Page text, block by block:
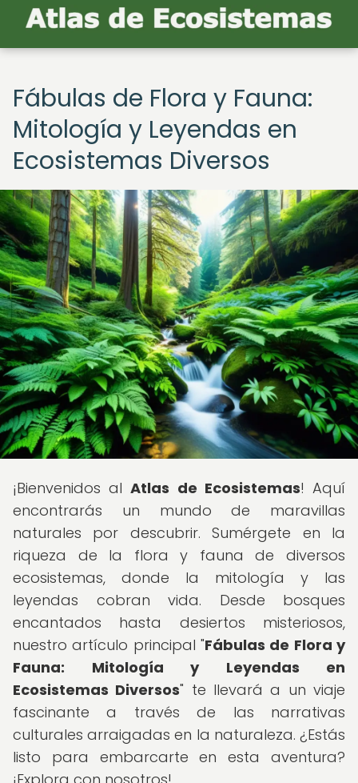
Fábulas de Flora y Fauna:
Mitología y Leyendas en
Ecosistemas Diversos
¡Bienvenidos alAtlas de Ecosistemas! Aquí
encontrarás un mundo de maravillas
naturales por descubrir. Sumérgete en la
riqueza de la flora y fauna de diversos
ecosistemas, donde la mitología y las
leyendas cobran vida. Desde bosques
encantados hasta desiertos misteriosos,
nuestro artículo principal "Fábulas de Flora y
Fauna: Mitología y Leyendas en
Ecosistemas Diversos" te llevará a un viaje
fascinante a través de las narrativas
culturales arraigadas en la naturaleza. ¿Estás
listo para embarcarte en esta aventura?